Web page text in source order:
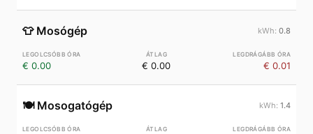
👕 Mosógép 0.8
€ 0.00 € 0.00 € 0.01
🍽️ Mosogatógép 1.4